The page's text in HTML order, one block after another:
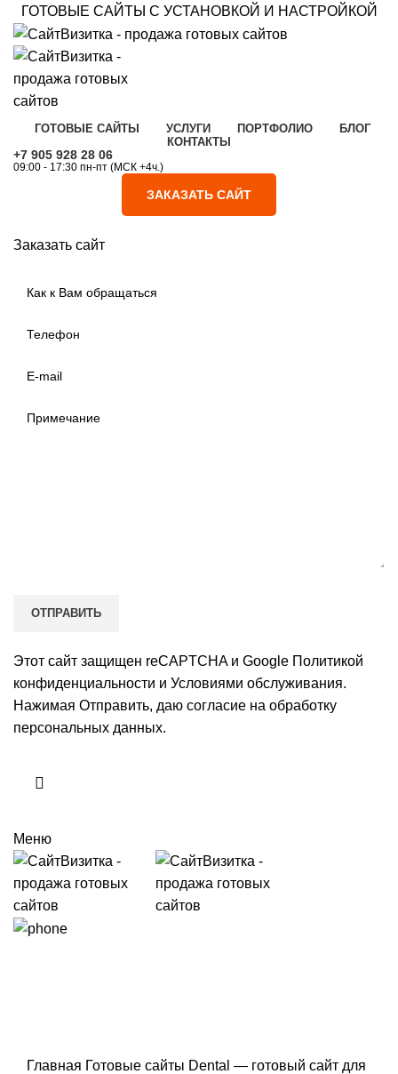
ГОТОВЫЕ САЙТЫ С УСТАНОВКОЙ И НАСТРОЙКОЙ
ГОТОВЫЕ САЙТЫ УСЛУГИ ПОРТФОЛИО
БЛОГ
КОНТАКТЫ
+7 905 928 28 06
09:00 - 17:30 пн-пт (МСК +4ч.)
ЗАКАЗАТЬ САЙТ
Заказать сайт
Этот сайт защищен reCAPTCHA и Google Политикой
конфиденциальности и Условиями обслуживания.
Нажимая Отправить, даю согласие на обработку
персональных данных.
Меню
Главная Готовые сайты Dental — готовый сайт для